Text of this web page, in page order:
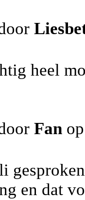
heel
Fan
en dat